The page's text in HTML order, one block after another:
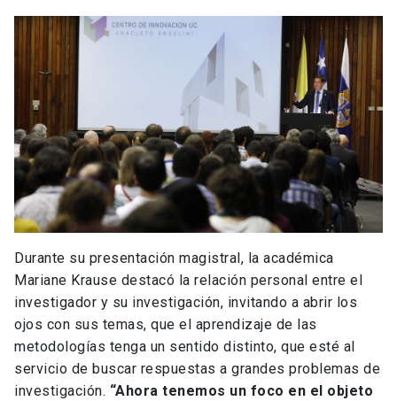
Durante su presentación magistral, la académica
Mariane Krause destacó la relación personal entre el
investigador y su investigación, invitando a abrir los
ojos con sus temas, que el aprendizaje de las
metodologías tenga un sentido distinto, que esté al
servicio de buscar respuestas a grandes problemas de
investigación. “Ahora tenemos un foco en el objeto